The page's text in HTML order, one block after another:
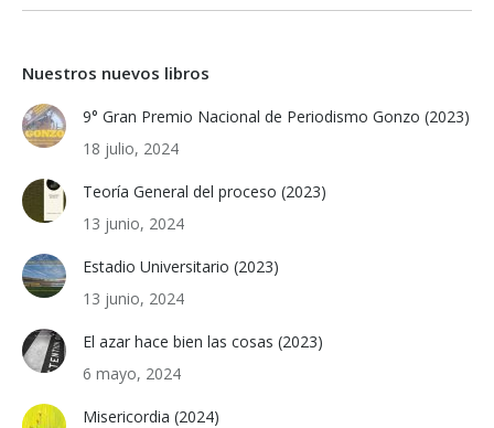
Nuestros nuevos libros
9° Gran Premio Nacional de Periodismo Gonzo (2023)
18 julio, 2024
Teoría General del proceso (2023)
13 junio, 2024
Estadio Universitario (2023)
13 junio, 2024
El azar hace bien las cosas (2023)
6 mayo, 2024
Misericordia (2024)